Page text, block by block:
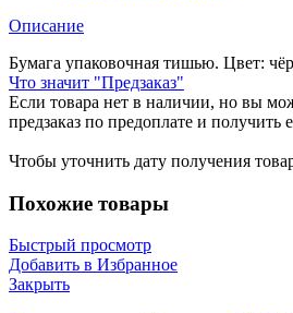
листов
Описание
Бумага упаковочная тишью. Цвет:
Что значит "Предзаказ"
Если товара нет в наличии, но вы
предзаказ по предоплате и
Чтобы уточнить дату получения
Похожие товары
Быстрый просмотр
Добавить в Избранное
Закрыть